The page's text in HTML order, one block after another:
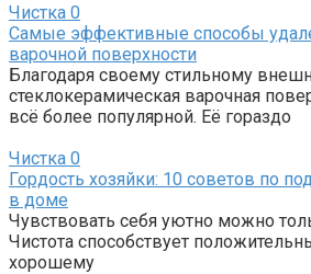
Чистка 0
Самые эффективные способы
варочной поверхности
Благодаря своему стильному
стеклокерамическая варочная
всё более популярной. Её гораздо
Чистка 0
Гордость хозяйки: 10 советов по
в доме
Чувствовать себя уютно можно
Чистота способствует
хорошему